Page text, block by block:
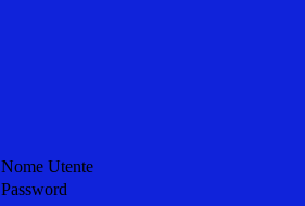
Nome Utente
Password